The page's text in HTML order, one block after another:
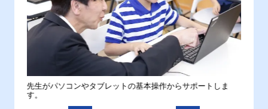
先生がパソコンやタブレットの基本操作からサポートしま
す。